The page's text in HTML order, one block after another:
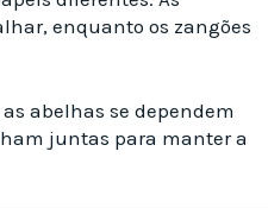
enquanto os zangões
abelhas se dependem
juntas para manter a